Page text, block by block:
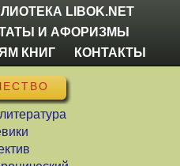
LIBOK.NET
И АФОРИЗМЫ
КНИГ
КОНТАКТЫ